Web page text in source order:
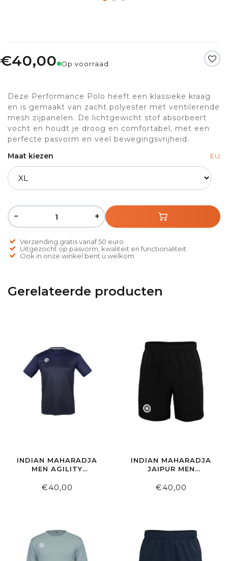
€40,00 Op voorraad
Deze Performance Polo heeft een klassieke kraag
en is gemaakt van zacht polyester met ventilerende
mesh zijpanelen. De lichtgewicht stof absorbeert
vocht en houdt je droog en comfortabel, met een
perfecte pasvorm en veel bewegingsvrijheid.
Maat kiezen
EU
− +
Verzending gratis vanaf 50 euro
Uitgezocht op pasvorm, kwaliteit en functionaliteit
Ook in onze winkel bent u welkom
Gerelateerde producten
INDIAN MAHARADJA
MEN AGILITY
BLUE
€40,00
INDIAN MAHARADJA
JAIPUR MEN
SHORT BLACK
€40,00